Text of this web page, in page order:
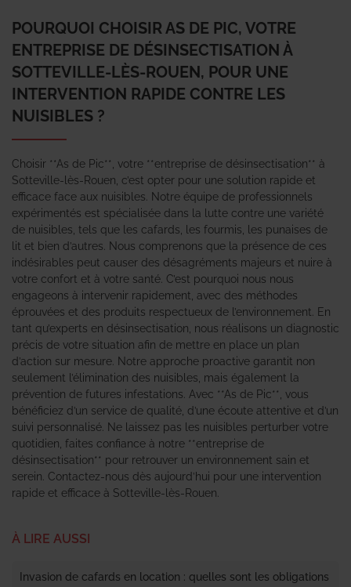
POURQUOI CHOISIR AS DE PIC, VOTRE
ENTREPRISE DE DÉSINSECTISATION À
SOTTEVILLE-LÈS-ROUEN, POUR UNE
INTERVENTION RAPIDE CONTRE LES
NUISIBLES ?
Choisir **As de Pic**, votre **entreprise de désinsectisation** à
Sotteville-lès-Rouen, c’est opter pour une solution rapide et
efficace face aux nuisibles. Notre équipe de professionnels
expérimentés est spécialisée dans la lutte contre une variété
de nuisibles, tels que les cafards, les fourmis, les punaises de
lit et bien d’autres. Nous comprenons que la présence de ces
indésirables peut causer des désagréments majeurs et nuire à
votre confort et à votre santé. C’est pourquoi nous nous
engageons à intervenir rapidement, avec des méthodes
éprouvées et des produits respectueux de l’environnement. En
tant qu’experts en désinsectisation, nous réalisons un diagnostic
précis de votre situation afin de mettre en place un plan
d’action sur mesure. Notre approche proactive garantit non
seulement l’élimination des nuisibles, mais également la
prévention de futures infestations. Avec **As de Pic**, vous
bénéficiez d’un service de qualité, d’une écoute attentive et d’un
suivi personnalisé. Ne laissez pas les nuisibles perturber votre
quotidien, faites confiance à notre **entreprise de
désinsectisation** pour retrouver un environnement sain et
serein. Contactez-nous dès aujourd’hui pour une intervention
rapide et efficace à Sotteville-lès-Rouen.
À LIRE AUSSI
Invasion de cafards en location : quelles sont les obligations